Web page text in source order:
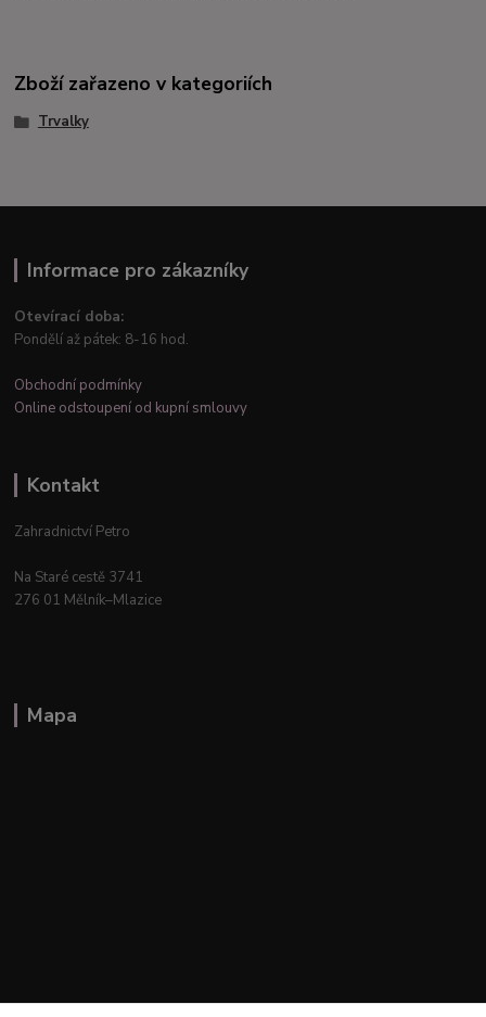
Zboží zařazeno v kategoriích
Trvalky
Informace pro zákazníky
Otevírací doba:
Pondělí až pátek: 8-16 hod.
Obchodní podmínky
Online odstoupení od kupní smlouvy
Kontakt
Zahradnictví Petro
Na Staré cestě 3741
276 01 Mělník–Mlazice
Mapa